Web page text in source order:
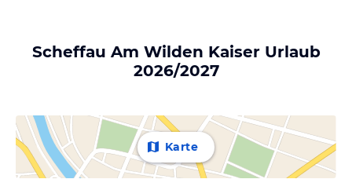
Scheffau Am Wilden Kaiser Urlaub
2026/2027
Karte